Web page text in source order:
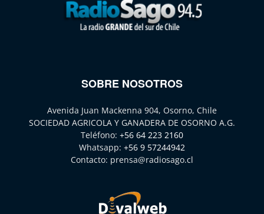
SOBRE NOSOTROS
Avenida Juan Mackenna 904, Osorno, Chile
SOCIEDAD AGRICOLA Y GANADERA DE OSORNO A.G.
Teléfono: +56 64 223 2160
Whatsapp: +56 9 57244942
Contacto: prensa@radiosago.cl